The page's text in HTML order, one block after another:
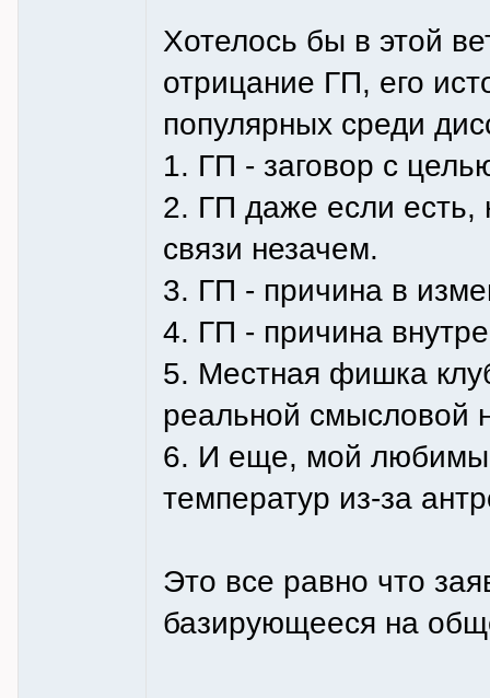
Хотелось бы в этой
отрицание ГП, его
популярных среди
1. ГП - заговор с
2. ГП даже если есть,
связи незачем.
3. ГП - причина в
4. ГП - причина
5. Местная фишка
реальной смысловой
6. И еще, мой
температур из-за
Это все равно что
базирующееся на